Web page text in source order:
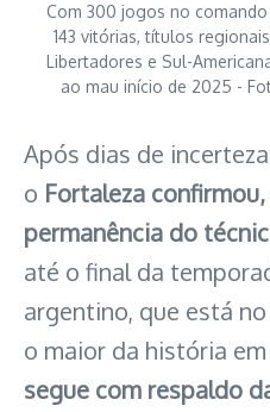
Com 300 jogos no
143 vitórias, títulos
Libertadores e Sul-
ao mau início de 2025 -
Após dias de
o Fortaleza
permanência do
até o final da
argentino, que está
o maior da história
segue com respaldo